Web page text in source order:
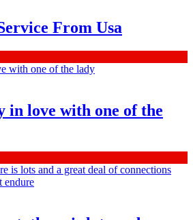
From Usa
in love with one of the